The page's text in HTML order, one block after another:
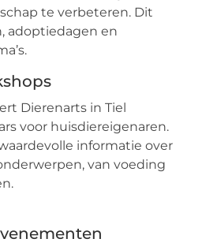
te verbeteren. Dit
adoptiedagen en
Dierenarts in Tiel
voor huisdiereigenaren.
informatie over
van voeding